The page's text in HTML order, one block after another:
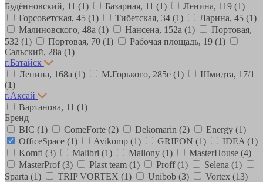
Будённовский, 11 (1) Базарная, 11 (1) Ленина, 119 (1)
Горсоветская, 45 (1) Тибетская, 34 (1) Ларина, 45 (1)
Малиновского, 48а (1) Нансена, 152а (1)
Портовая,
532 (1) Портовая, 70 (1) Рабочая площадь, 19 (1)
Сальский, 28a (1)
г.Батайск
Ленина, 168а (1) М.Горького, 285е (1)
Шмидта, 17/1
(1)
г.Аксай
Вартанова, 11 (1)
Бренд
BIC (1) ComeForte (2) Dekomarin (2) Energy (1)
OfficeSpace (1) Avikomp (1) GRIFON (1) IDEA (1)
Komfi (3) Malibri (1) Mallony (1) MasterHouse (4)
MasterProf(3) Plast team (1) Proff(1) Selena (1)
Sparta (1) TRIP VORTEX (1) Unibob (3) Vortex (13)